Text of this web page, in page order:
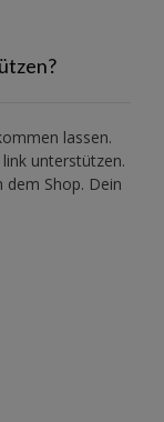
lassen.
unterstützen.
dem Shop. Dein